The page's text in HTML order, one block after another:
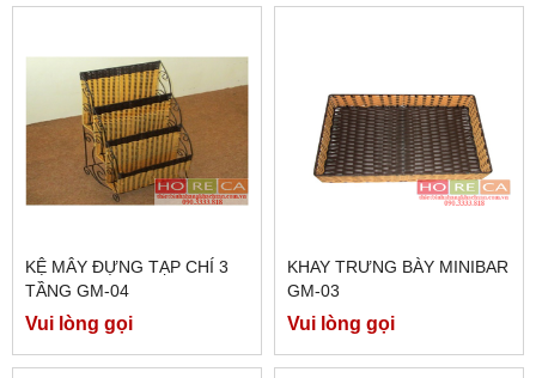
KỆ MÂY ĐỰNG TẠP CHÍ 3
TẦNG GM-04
Vui lòng gọi
KHAY TRƯNG BÀY MINIBAR
GM-03
Vui lòng gọi